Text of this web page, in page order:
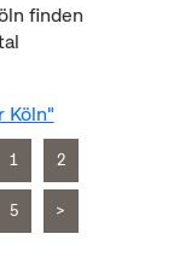
finden
Köln"
1 2
5 >